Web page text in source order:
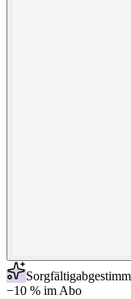
Sorgfältig
−10 % im Abo